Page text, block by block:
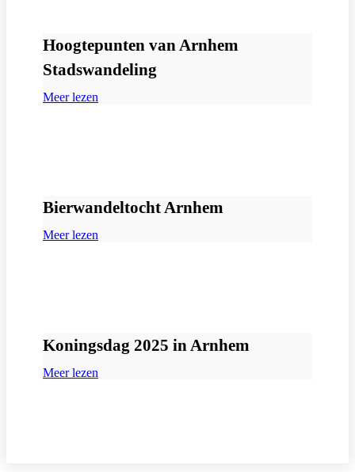
Hoogtepunten van Arnhem
Stadswandeling
Meer lezen
Bierwandeltocht Arnhem
Meer lezen
Koningsdag 2025 in Arnhem
Meer lezen